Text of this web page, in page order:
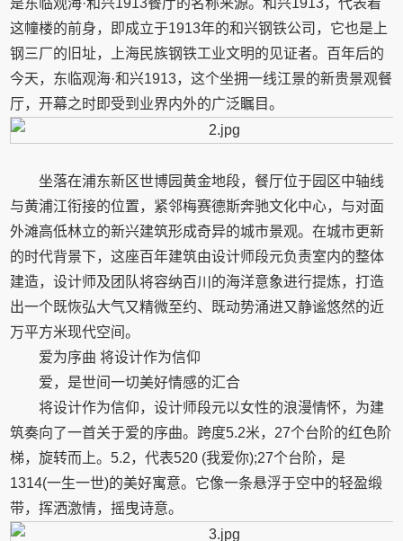
是东临观海·和兴1913餐厅的名称来源。和兴1913，代表着
这幢楼的前身，即成立于1913年的和兴钢铁公司，它也是上
钢三厂的旧址，上海民族钢铁工业文明的见证者。百年后的
今天，东临观海·和兴1913，这个坐拥一线江景的新贵景观餐
厅，开幕之时即受到业界内外的广泛瞩目。
坐落在浦东新区世博园黄金地段，餐厅位于园区中轴线
与黄浦江衔接的位置，紧邻梅赛德斯奔驰文化中心，与对面
外滩高低林立的新兴建筑形成奇异的城市景观。在城市更新
的时代背景下，这座百年建筑由设计师段元负责室内的整体
建造，设计师及团队将容纳百川的海洋意象进行提炼，打造
出一个既恢弘大气又精微至约、既动势涌进又静谧悠然的近
万平方米现代空间。
爱为序曲 将设计作为信仰
爱，是世间一切美好情感的汇合
将设计作为信仰，设计师段元以女性的浪漫情怀，为建
筑奏向了一首关于爱的序曲。跨度5.2米，27个台阶的红色阶
梯，旋转而上。5.2，代表520 (我爱你);27个台阶，是
1314(一生一世)的美好寓意。它像一条悬浮于空中的轻盈缎
带，挥洒激情，摇曳诗意。